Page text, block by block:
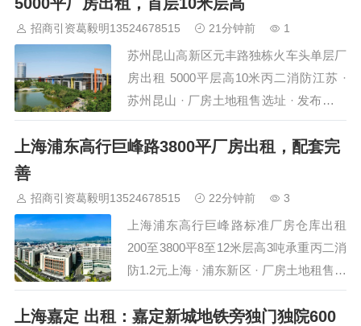
招商引资葛毅明13524678515 21分钟前 1
苏州昆山高新区元丰路独栋火车头单层厂
房出租 5000平层高10米丙二消防江苏 ·
苏州昆山 · 厂房土地租售选址 · 发布日期
2026年8月6日昆山高新技术产业开发区
元丰路沿线一处独栋火车头标准厂房正在
车间结构，层高10米，丙二类消防系统配
业位于昆山高新区核心产业带内，距中环
上海浦东高行巨峰路3800平厂房出租，配套完
善
招商引资葛毅明13524678515 22分钟前 3
上海浦东高行巨峰路标准厂房仓库出租
200至3800平8至12米层高3吨承重丙二消
防1.2元上海 · 浦东新区 · 厂房土地租售选
址 · 发布日期 2026年8月6日浦东新区高
行镇巨峰路与张杨北路交叉口一带，高标
上海嘉定 出租：嘉定新城地铁旁独门独院600